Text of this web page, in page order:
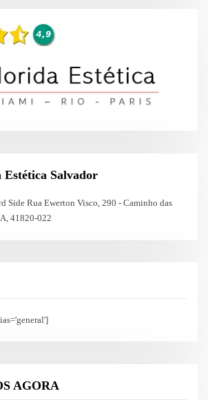
Salvador
Side Rua Ewerton Visco, 290 - Caminho das
41820-022
AGORA